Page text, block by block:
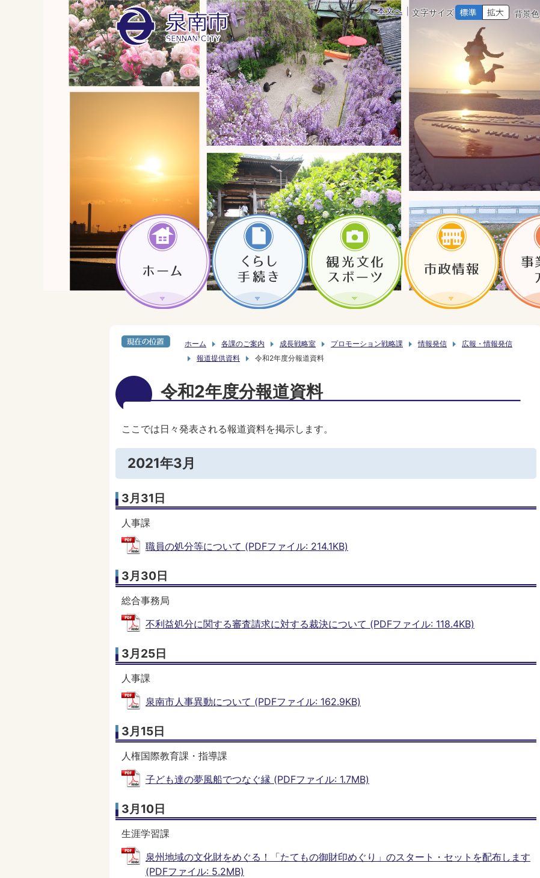
本文へ 文字サイズ 背景色
ホーム 各課のご案内 成長戦略室 プロモーション戦略課 情報発信
広報・情報発信
報道提供資料
令和2年度分報道資料
令和2年度分報道資料
ここでは日々発表される報道資料を掲示します。
2021年3月
3月31日
人事課
職員の処分等について (PDFファイル: 214.1KB)
3月30日
総合事務局
不利益処分に関する審査請求に対する裁決について (PDFファイル: 118.4KB)
3月25日
人事課
泉南市人事異動について (PDFファイル: 162.9KB)
3月15日
人権国際教育課・指導課
子ども達の夢風船でつなぐ縁 (PDFファイル: 1.7MB)
3月10日
生涯学習課
泉州地域の文化財をめぐる！「たてもの御財印めぐり」のスタート・セットを配布します
(PDFファイル: 5.2MB)